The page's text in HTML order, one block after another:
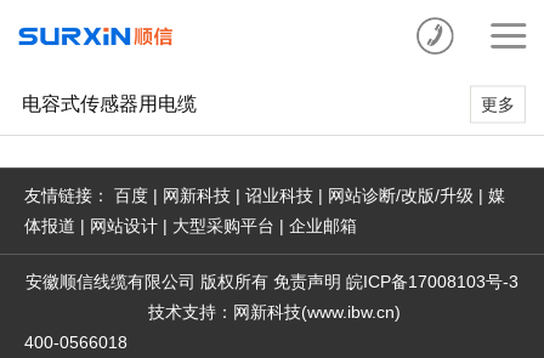
更多
电容式传感器用电缆
友情链接： 百度 | 网新科技 | 诏业科技 | 网站诊断/改版/升级 | 媒
体报道 | 网站设计 | 大型采购平台 | 企业邮箱
安徽顺信线缆有限公司 版权所有 免责声明 皖ICP备17008103号-3
技术支持 ： 网新科技(www.ibw.cn)
400-0566018